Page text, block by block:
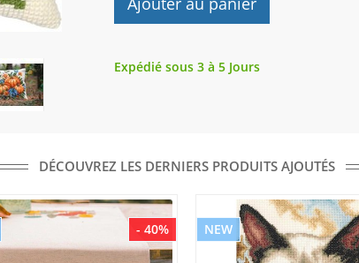
Expédié sous 3 à 5 Jours
DÉCOUVREZ LES DERNIERS PRODUITS AJOUTÉS
- 40% NEW